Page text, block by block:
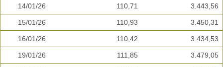
14/01/26 110,71 3.443,56
15/01/26 110,93 3.450,31
16/01/26 110,42 3.434,53
19/01/26 111,85 3.479,05